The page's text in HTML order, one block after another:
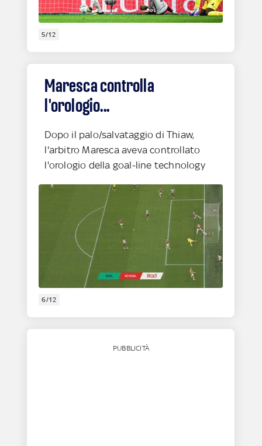
5/12
Maresca controlla
l'orologio...
Dopo il palo/salvataggio di Thiaw,
l'arbitro Maresca aveva controllato
l'orologio della goal-line technology
6/12
PUBBLICITÀ